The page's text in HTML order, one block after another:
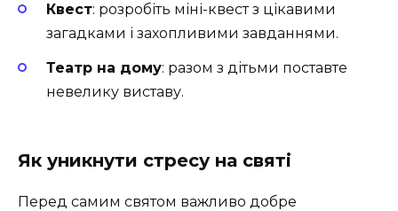
Квест: розробіть міні-квест з цікавими
загадками і захопливими завданнями.
Театр на дому: разом з дітьми поставте
невелику виставу.
Як уникнути стресу на святі
Перед самим святом важливо добре